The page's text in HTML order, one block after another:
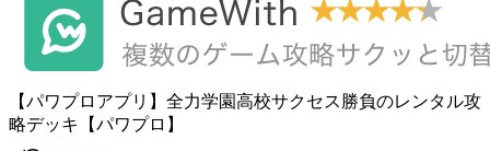
【パワプロアプリ】全力学園高校サクセス勝負のレンタル攻
略デッキ【パワプロ】